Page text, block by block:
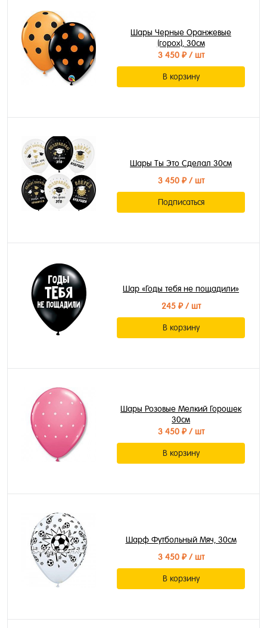
Шары Черные Оранжевые
(горох), 30см
3 450 ₽/ шт
В корзину
Шары Ты Это Сделал 30см
3 450 ₽/ шт
Подписаться
Шар «Годы тебя не пощадили»
245 ₽/ шт
В корзину
Шары Розовые Мелкий Горошек
30см
3 450 ₽/ шт
В корзину
Шарф Футбольный Мяч, 30см
3 450 ₽/ шт
В корзину